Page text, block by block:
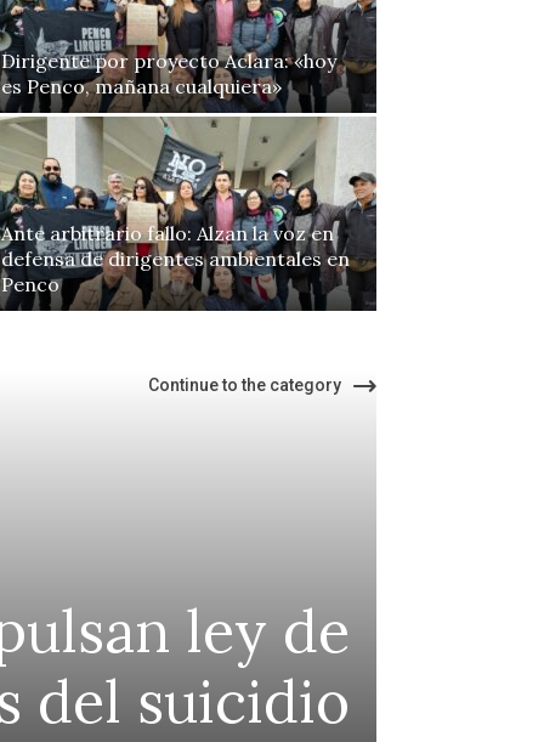
Dirigente por proyecto Aclara: «hoy
es Penco, mañana cualquiera»
Ante arbitrario fallo: Alzan la voz en
defensa de dirigentes ambientales en
Penco
Continue to the category
ley de
del suicidio